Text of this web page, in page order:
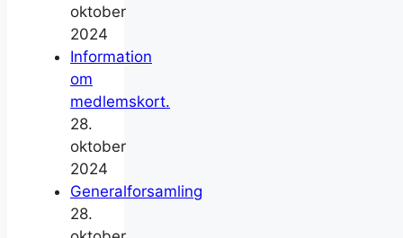
oktober
2024
Information
om
medlemskort.
28.
oktober
2024
Generalforsamling
28.